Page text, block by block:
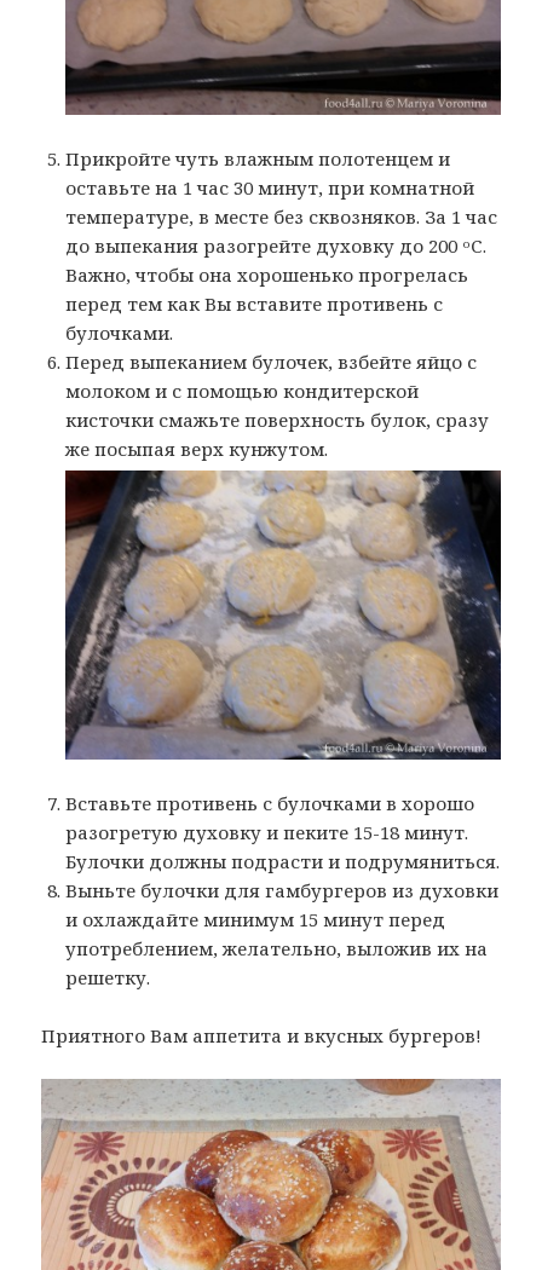
Прикройте чуть влажным полотенцем и
оставьте на 1 час 30 минут, при комнатной
температуре, в месте без сквозняков. За 1 час
до выпекания разогрейте духовку до 200 ᵒС.
Важно, чтобы она хорошенько прогрелась
перед тем как Вы вставите противень с
булочками.
Перед выпеканием булочек, взбейте яйцо с
молоком и с помощью кондитерской
кисточки смажьте поверхность булок, сразу
же посыпая верх кунжутом.
Вставьте противень с булочками в хорошо
разогретую духовку и пеките 15-18 минут.
Булочки должны подрасти и подрумяниться.
Выньте булочки для гамбургеров из духовки
и охлаждайте минимум 15 минут перед
употреблением, желательно, выложив их на
решетку.
Приятного Вам аппетита и вкусных бургеров!